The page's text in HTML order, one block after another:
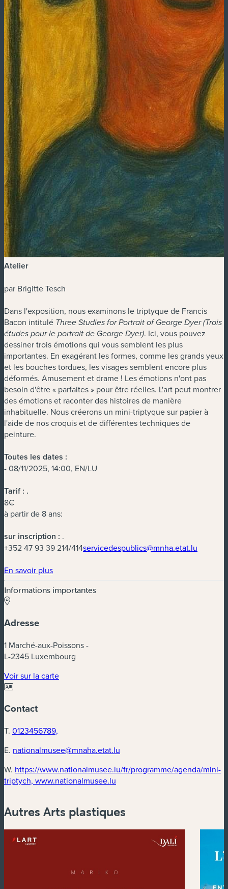
Atelier
par Brigitte Tesch
Dans l'exposition, nous examinons le triptyque de Francis
Bacon intitulé Three Studies for Portrait of George Dyer (Trois
études pour le portrait de George Dyer). Ici, vous pouvez
dessiner trois émotions qui vous semblent les plus
importantes. En exagérant les formes, comme les grands yeux
et les bouches tordues, les visages semblent encore plus
déformés. Amusement et drame ! Les émotions n'ont pas
besoin d'être « parfaites » pour être réelles. L'art peut montrer
des émotions et raconter des histoires de manière
inhabituelle. Nous créerons un mini-triptyque sur papier à
l'aide de nos croquis et de différentes techniques de
peinture.
Toutes les dates :
- 08/11/2025, 14:00, EN/LU
Tarif : .
8€
à partir de 8 ans:
sur inscription : .
+352 47 93 39 214/414servicedespublics@mnha.etat.lu
En savoir plus(nouvelle fenêtre)
Informations importantes
Adresse
1 Marché-aux-Poissons -
L-2345 Luxembourg
Voir sur la carte(nouvelle fenêtre)
Contact
T. 0123456789,
E. nationalmusee@mnaha.etat.lu
W. https://www.nationalmusee.lu/fr/programme/agenda/mini-
triptych, www.nationalmusee.lu
Autres Arts plastiques